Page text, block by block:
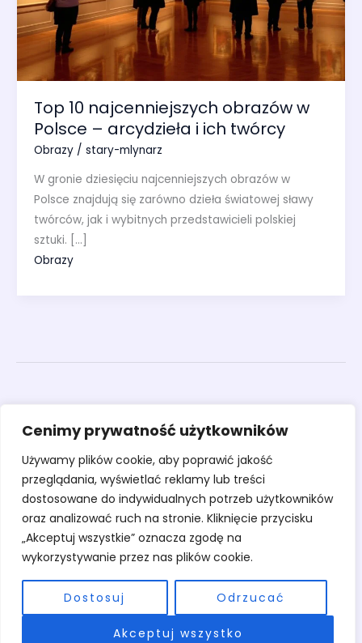
Cenimy prywatność użytkowników
Używamy plików cookie, aby poprawić jakość
przeglądania, wyświetlać reklamy lub treści
dostosowane do indywidualnych potrzeb użytkowników
oraz analizować ruch na stronie. Kliknięcie przycisku
„Akceptuj wszystkie” oznacza zgodę na
wykorzystywanie przez nas plików cookie.
Dostosuj Odrzucać
Akceptuj wszystko
Top 10 najcenniejszych obrazów w
Polsce – arcydzieła i ich twórcy
Obrazy/ stary-mlynarz
W gronie dziesięciu najcenniejszych obrazów w
Polsce znajdują się zarówno dzieła światowej sławy
twórców, jak i wybitnych przedstawicieli polskiej
sztuki. […]
Obrazy
Rzeźby
Sztuka
Warsztaty
O pracowni
Kontakt
Copyright © 2026 Pracownia Stary Młyn | Powered by Pracownia Stary
Młyn